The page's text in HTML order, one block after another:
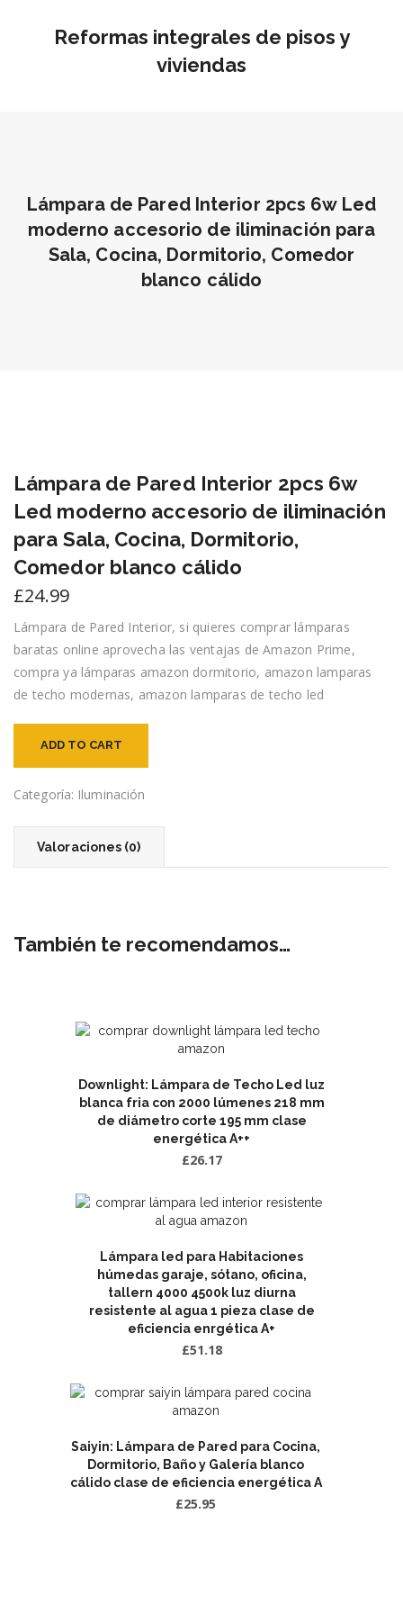
Reformas integrales de pisos y
viviendas
Lámpara de Pared Interior 2pcs 6w Led
moderno accesorio de iliminación para
Sala, Cocina, Dormitorio, Comedor
blanco cálido
Lámpara de Pared Interior 2pcs 6w
Led moderno accesorio de iliminación
para Sala, Cocina, Dormitorio,
Comedor blanco cálido
£24.99
Lámpara de Pared Interior, si quieres comprar lámparas
baratas online aprovecha las ventajas de Amazon Prime,
compra ya lámparas amazon dormitorio, amazon lamparas
de techo modernas, amazon lamparas de techo led
ADD TO CART
Categoría: Iluminación
Valoraciones (0)
También te recomendamos…
Downlight: Lámpara de Techo Led luz
blanca fria con 2000 lúmenes 218 mm
de diámetro corte 195 mm clase
energética A++
£26.17
Lámpara led para Habitaciones
húmedas garaje, sótano, oficina,
tallern 4000 4500k luz diurna
resistente al agua 1 pieza clase de
eficiencia enrgética A+
£51.18
Saiyin: Lámpara de Pared para Cocina,
Dormitorio, Baño y Galería blanco
cálido clase de eficiencia energética A
£25.95